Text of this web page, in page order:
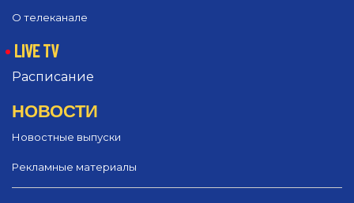
О телеканале
LIVE TV
Расписание
НОВОСТИ
Новостные выпуски
Рекламные материалы